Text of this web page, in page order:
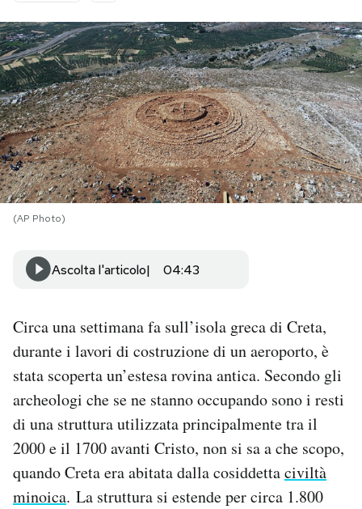
PODCAST
NEWSLETTER
I MIEI PREFERITI
SHOP
CALENDARIO
AREA PERSONALE
Newsletter
Notifiche mobile
Regala il Post
Hai bisogno di aiuto?
Esci
(AP Photo)
Ascolta l'articolo 04:43
Circa una settimana fa sull’isola greca di Creta,
durante i lavori di costruzione di un aeroporto, è
stata scoperta un’estesa rovina antica. Secondo gli
archeologi che se ne stanno occupando sono i resti
di una struttura utilizzata principalmente tra il
2000 e il 1700 avanti Cristo, non si sa a che scopo,
quando Creta era abitata dalla cosiddettaciviltà
minoica. La struttura si estende per circa 1.800